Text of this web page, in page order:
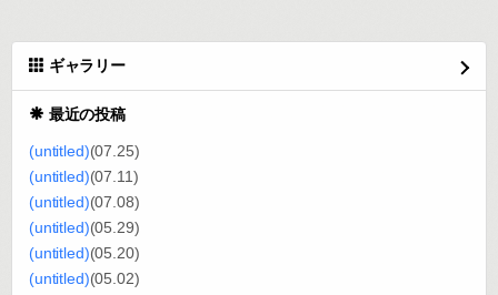
ギャラリー
最近の投稿
(untitled)(07.25)
(untitled)(07.11)
(untitled)(07.08)
(untitled)(05.29)
(untitled)(05.20)
(untitled)(05.02)